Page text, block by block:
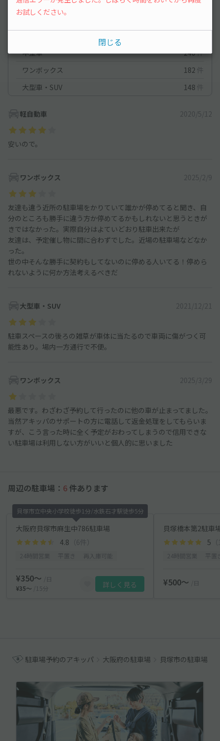
軽自動車
中型車
240件
ワンボックス
182 件
大型車・SUV
148 件
軽自動車 2020/5/12
安いので。
ワンボックス 2025/2/9
友達も違う近所の駐車場をかりていて誰かが停めてると聞き、自
分のところも勝手に違う方か停めてるかもしれないと思うときが
きではなかった。実際自分はよていどおり駐車出来たが
友達は、予定催し物に間に合わずでした。近場の駐車場などなか
った。
世の中そんな勝手に契約もしてないのに停める人いてる！停めら
れないように何か方法考えるべきだ
大型車・SUV 2021/12/21
駐車スペースの後ろの雑草が車体に当たるので車両に傷がつく可
能性あり。場内一方通行で不便。
ワンボックス 2025/3/29
最悪です。わざわざ予約して行ったのに他の車が止まってました。
当然アキッパのサポートの方に電話して返金処理をしてもらいま
すが、こう言った時に全く予定がおわってしまうので信用できな
い駐車場は利用しない方がいいと個人的に思いました
周辺の駐車場： 6 件あります
貝塚市立中央小学校徒歩1分/水鉄石才駅徒歩5分
大阪府貝塚市麻生中786駐車場
4.8 （6件）
¥350〜
/日
¥35〜
/15分 詳しく見る
貝塚橋本第2駐
5
¥500〜 /日
駐車場予約のアキッパ 大阪府の駐車場 貝塚市の駐車場
お試しください。
閉じる